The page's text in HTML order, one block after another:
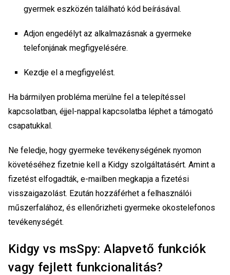
gyermek eszközén található kód beírásával.
Adjon engedélyt az alkalmazásnak a gyermeke
telefonjának megfigyelésére.
Kezdje el a megfigyelést.
Ha bármilyen probléma merülne fel a telepítéssel
kapcsolatban, éjjel-nappal kapcsolatba léphet a támogató
csapatukkal.
Ne feledje, hogy gyermeke tevékenységének nyomon
követéséhez fizetnie kell a Kidgy szolgáltatásért. Amint a
fizetést elfogadták, e-mailben megkapja a fizetési
visszaigazolást. Ezután hozzáférhet a felhasználói
műszerfalához, és ellenőrizheti gyermeke okostelefonos
tevékenységét.
Kidgy vs msSpy: Alapvető funkciók
vagy fejlett funkcionalitás?